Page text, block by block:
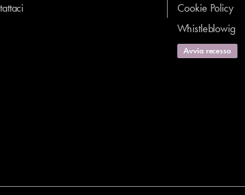
Cookie Policy
Whistleblowig
Avvia recesso